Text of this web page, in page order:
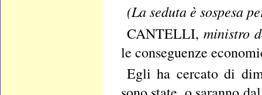
(La seduta è sospesa
CANTELLI,ministro
le conseguenze
Egli ha cercato di